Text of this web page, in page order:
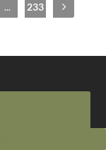
... 233